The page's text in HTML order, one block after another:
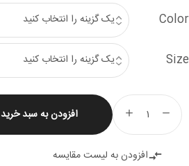
Color
Size
زانوبند
سگ
عدد
افزودن به سبد خرید
افزودن به لیست مقایسه